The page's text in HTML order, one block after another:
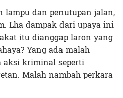
lampu dan penutupan jalan,
Lha dampak dari upaya ini
itu dianggap laron yang
Yang ada malah
aksi kriminal seperti
Malah nambah perkara